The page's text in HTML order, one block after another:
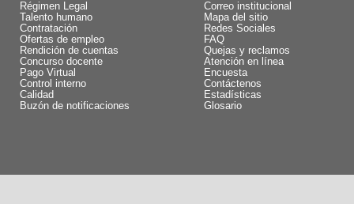
Régimen Legal
Talento humano
Contratación
Ofertas de empleo
Rendición de cuentas
Concurso docente
Pago Virtual
Control interno
Calidad
Buzón de notificaciones
Correo institucional
Mapa del sitio
Redes Sociales
FAQ
Quejas y reclamos
Atención en línea
Encuesta
Contáctenos
Estadísticas
Glosario